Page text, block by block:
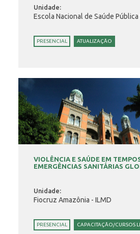
Unidade:
Escola Nacional de Saúde
PRESENCIAL ATUALIZAÇÃO
VIOLÊNCIA E SAÚDE EM
EMERGÊNCIAS SANITÁRIAS
Unidade:
Fiocruz Amazônia - ILMD
PRESENCIAL CAPACITAÇÃO/CURSOS